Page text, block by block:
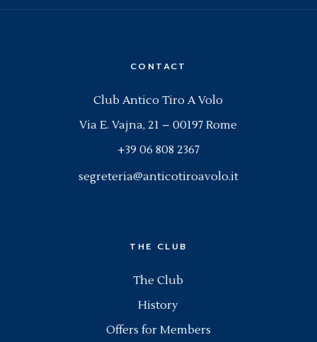
CONTACT
Club Antico Tiro A Volo
Via E. Vajna, 21 – 00197 Rome
+39 06 808 2367
segreteria@anticotiroavolo.it
THE CLUB
The Club
History
Offers for Members